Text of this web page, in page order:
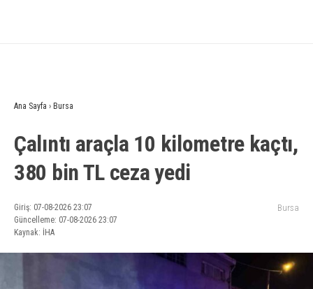
Ana Sayfa › Bursa
Çalıntı araçla 10 kilometre kaçtı,
380 bin TL ceza yedi
Giriş: 07-08-2026 23:07
Güncelleme: 07-08-2026 23:07
Kaynak: İHA
Bursa